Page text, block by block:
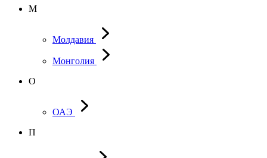
М
Молдавия
Монголия
О
ОАЭ
П